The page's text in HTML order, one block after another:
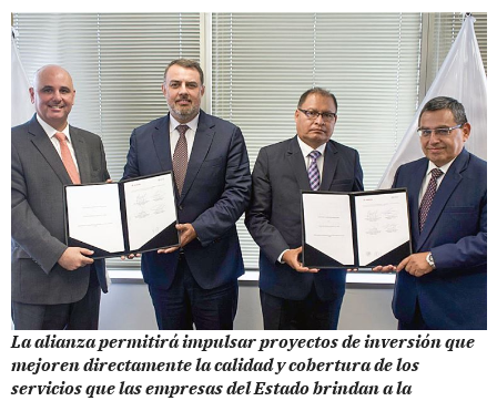
La alianza permitirá impulsar proyectos de inversión que
mejoren directamente la calidad y cobertura de los
servicios que las empresas del Estado brindan a la